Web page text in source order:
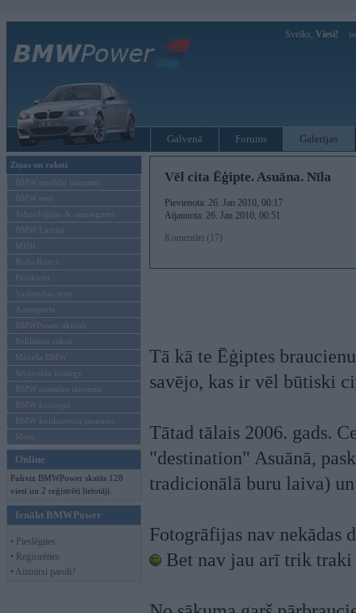
Sveiks, Viesi!
Galvenā Forums Galerijas
Ziņas un raksti
BMW modeļu jaunumi
BMW testi
Tehnoloģijas & sasniegumi
BMW Latvijā
MINI
Rolls-Royce
Pasākumi
Vadāmības tests
Autosports
BMWPower aktuāli
Reklāmas raksti
Mēneša BMW
Sērijveida tūnings
BMW pasaules jaunumi
BMW koncepti
BMW konkurentu jaunumi
Moto
Online
Pašreiz BMWPower skatās 128
viesi un 2 reģistrēti lietotāji.
Ienākt BMWPower
• Pieslēgties
• Reģistrēties
• Aizmirsi paroli?
Vēl cita Ēģipte. Asuāna. Nīla
Pievienota: 26. Jan 2010, 00:17
Atjaunota: 26. Jan 2010, 00:51
Komentāri (17)
Tā kā te Ēģiptes
savējo, kas ir vēl būtiski
Tātad tālais 2006. gads.
"destination" Asuānā,
tradicionālā buru laiva)
Fotogrāfijas nav nekādas
Bet nav jau arī trik traki